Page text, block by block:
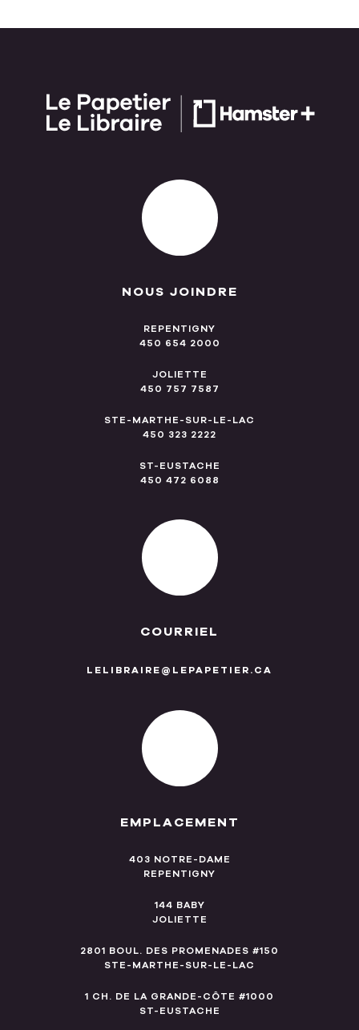
NOUS JOINDRE
REPENTIGNY
450 654 2000
JOLIETTE
450 757 7587
STE-MARTHE-SUR-LE-LAC
450 323 2222
ST-EUSTACHE
450 472 6088
COURRIEL
LELIBRAIRE@LEPAPETIER.CA
EMPLACEMENT
403 NOTRE-DAME
REPENTIGNY
144 BABY
JOLIETTE
2801 BOUL. DES PROMENADES #150
STE-MARTHE-SUR-LE-LAC
1 CH. DE LA GRANDE-CÔTE #1000
ST-EUSTACHE